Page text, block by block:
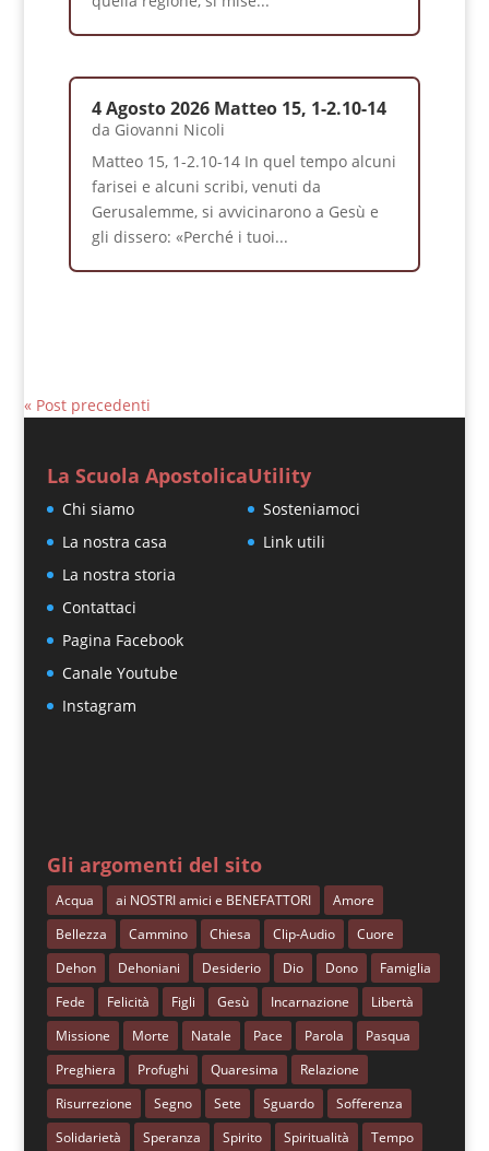
4 Agosto 2026 Matteo 15, 1-2.10-14
da Giovanni Nicoli
Matteo 15, 1-2.10-14 In quel tempo alcuni
farisei e alcuni scribi, venuti da
Gerusalemme, si avvicinarono a Gesù e
gli dissero: «Perché i tuoi...
« Post precedenti
La Scuola Apostolica
Chi siamo
La nostra casa
La nostra storia
Contattaci
Pagina Facebook
Canale Youtube
Instagram
Utility
Sosteniamoci
Link utili
Gli argomenti del sito
Acqua ai NOSTRI amici e BENEFATTORI
Amore
Bellezza
Cammino Chiesa Clip-Audio
Cuore
Dehon
Dehoniani Desiderio Dio Dono
Famiglia
Fede
Felicità Figli Gesù Incarnazione
Libertà
Missione
Morte Natale Pace Parola
Pasqua
Preghiera
Profughi Quaresima
Relazione
Risurrezione
Segno Sete Sguardo
Sofferenza
Solidarietà
Speranza Spirito Spiritualità
Tempo